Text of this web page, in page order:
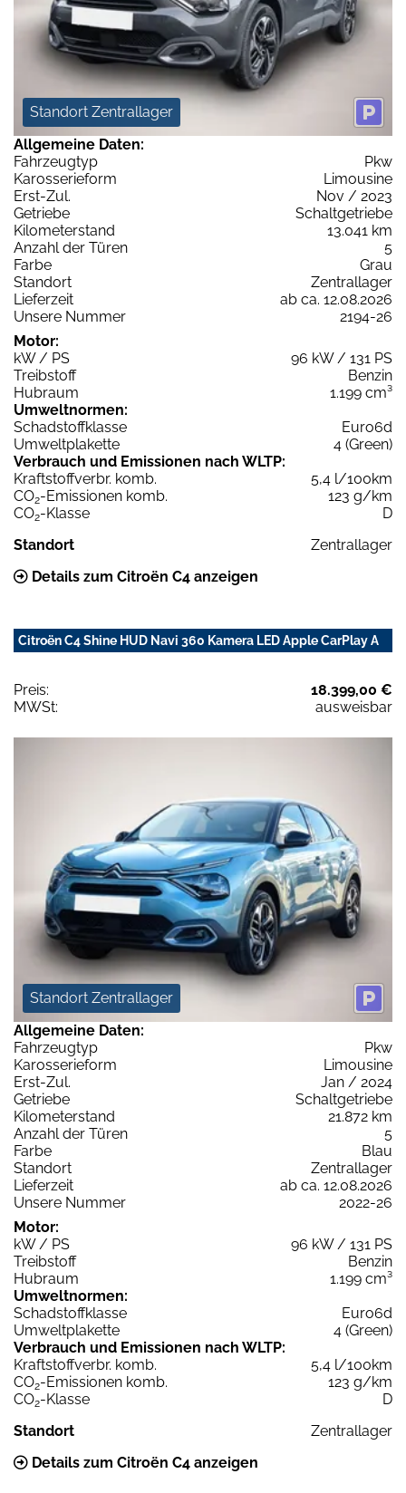
Standort Zentrallager
Allgemeine Daten:
Fahrzeugtyp
Pkw
Karosserieform
Limousine
Erst-Zul.
Nov / 2023
Getriebe
Schaltgetriebe
Kilometerstand
13.041 km
Anzahl der Türen
5
Farbe
Grau
Standort
Zentrallager
Lieferzeit
ab ca. 12.08.2026
Unsere Nummer
2194-26
Motor:
kW / PS
96 kW / 131 PS
Treibstoff
Benzin
Hubraum
1.199 cm³
Umweltnormen:
Schadstoffklasse
Euro6d
Umweltplakette
4 (Green)
Verbrauch und Emissionen nach WLTP:
Kraftstoffverbr. komb.
5,4 l/100km
CO2-Emissionen komb.
123 g/km
CO2-Klasse
D
Standort
Zentrallager
Details zum Citroën C4 anzeigen
Citroën C4 Shine HUD Navi 360 Kamera LED Apple CarPlay A
Preis:
18.399,00 €
MWSt:
ausweisbar
Standort Zentrallager
Allgemeine Daten:
Fahrzeugtyp
Pkw
Karosserieform
Limousine
Erst-Zul.
Jan / 2024
Getriebe
Schaltgetriebe
Kilometerstand
21.872 km
Anzahl der Türen
5
Farbe
Blau
Standort
Zentrallager
Lieferzeit
ab ca. 12.08.2026
Unsere Nummer
2022-26
Motor:
kW / PS
96 kW / 131 PS
Treibstoff
Benzin
Hubraum
1.199 cm³
Umweltnormen:
Schadstoffklasse
Euro6d
Umweltplakette
4 (Green)
Verbrauch und Emissionen nach WLTP:
Kraftstoffverbr. komb.
5,4 l/100km
CO2-Emissionen komb.
123 g/km
CO2-Klasse
D
Standort
Zentrallager
Details zum Citroën C4 anzeigen